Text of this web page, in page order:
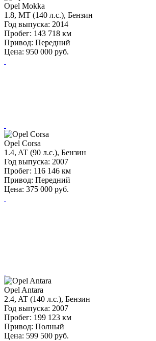
Opel Mokka
1.8, MT (140 л.с.), Бензин
Год выпуска: 2014
Пробег: 143 718 км
Привод: Передний
Цена: 950 000 руб.
Opel Corsa
1.4, AT (90 л.с.), Бензин
Год выпуска: 2007
Пробег: 116 146 км
Привод: Передний
Цена: 375 000 руб.
Opel Antara
2.4, AT (140 л.с.), Бензин
Год выпуска: 2007
Пробег: 199 123 км
Привод: Полный
Цена: 599 500 руб.